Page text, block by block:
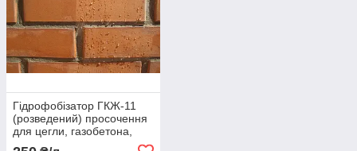
Гідрофобізатор ГКЖ-11
(розведений) просочення
для цегли, газобетона,